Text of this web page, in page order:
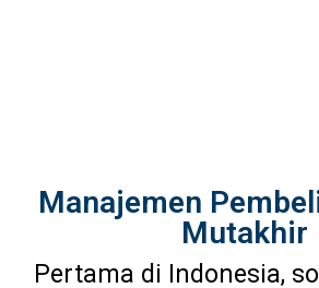
Manajemen
Mutakhir
Pertama di Indonesia,